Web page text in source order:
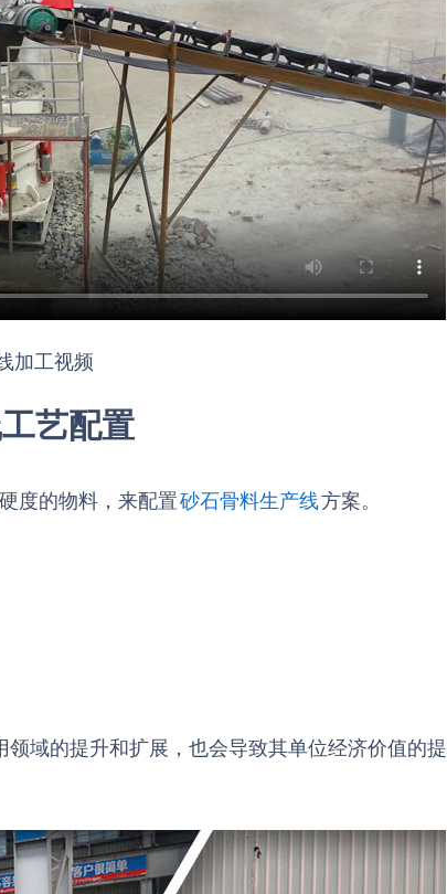
加工视频
艺配置
度的物料，来配置砂石骨料生产线方案。
域的提升和扩展，也会导致其单位经济价值的